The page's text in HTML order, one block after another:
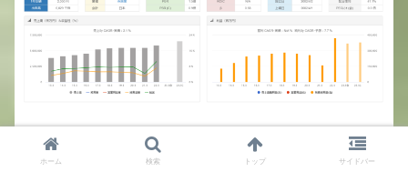
ホーム 検索 トップ サイドバー